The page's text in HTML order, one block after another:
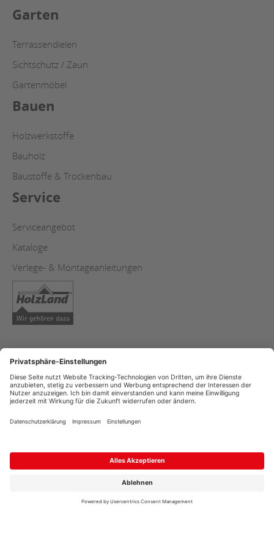
Garten
Terrassendielen
Sichtschutz / Zaun
Gartenmöbel
Bauen
Holzwerkstoffe
Bauholz
Baustoffe & Trockenbau
Service
Serviceangebot
Kataloge
Verlege- & Montageanleitungen
AGB
Datenschutz
Copyright
Streitschlichtung